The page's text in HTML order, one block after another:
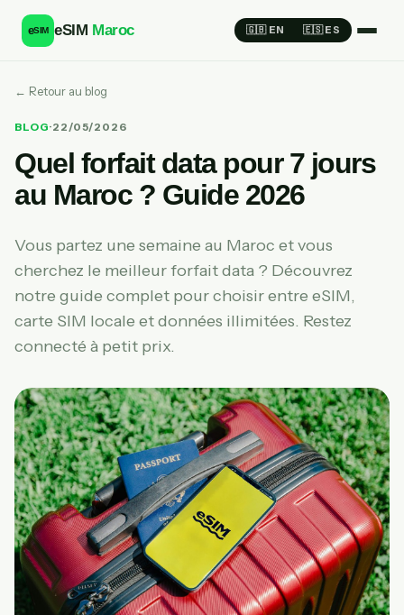
eSIM eSIM Maroc 🇬🇧 EN 🇪🇸 ES
← Retour au blog
BLOG·22/05/2026
Quel forfait data pour 7 jours
au Maroc ? Guide 2026
Vous partez une semaine au Maroc et vous
cherchez le meilleur forfait data ? Découvrez
notre guide complet pour choisir entre eSIM,
carte SIM locale et données illimitées. Restez
connecté à petit prix.